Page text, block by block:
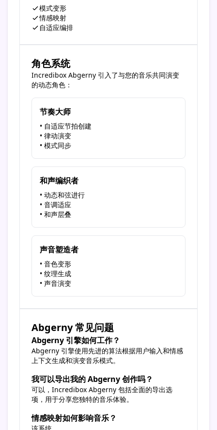
模式变形
情感映射
自适应编排
角色系统
Incredibox Abgerny 引入了与您的音乐共同演变
的动态角色：
节奏大师
• 自适应节拍创建
• 律动演变
• 模式同步
和声编织者
• 动态和弦进行
• 音调适应
• 和声层叠
声音塑造者
• 音色变形
• 纹理生成
• 声音演变
Abgerny 常见问题
Abgerny 引擎如何工作？
Abgerny 引擎使用先进的算法根据用户输入和情感
上下文生成和演变音乐模式。
我可以导出我的 Abgerny 创作吗？
可以，Incredibox Abgerny 包括全面的导出选
项，用于分享您独特的音乐体验。
情感映射如何影响音乐？